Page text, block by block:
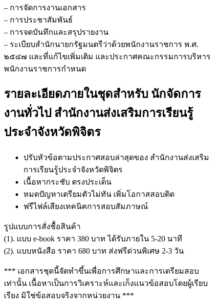
– การจัดการงานเอกสาร
– การประชาสัมพันธ์
– การจดบันทึกและสรุปรายงาน
– ระเบียบสำนักนายกรัฐมนตรีว่าด้วยพนักงานราชการ พ.ศ.
๒๕๔๗ และที่แก้ไขเพิ่มเติม และประกาศคณะกรรมการบริหาร
พนักงานราชการกำหนด
รายละเอียดภายในชุดสำหรับ นักจัดการ
งานทั่วไป สำนักงานส่งเสริมการเรียนรู้
ประจำจังหวัดพิจิตร
ปรับหัวข้อตามประกาศสอบล่าสุดของ สำนักงานส่งเสริม
การเรียนรู้ประจำจังหวัดพิจิตร
เนื้อหากระชับ ตรงประเด็น
หมดปัญหาเตรียมตัวไม่ทัน เพิ่มโอกาสสอบติด
ฟรีไฟล์เสียงเทคนิคการสอบสัมภาษณ์
รูปแบบการสั่งชื้อสินค้า
(1). แบบ e-book ราคา 380 บาท ได้รับภายใน 5-20 นาที
(2). แบบหนังสือ ราคา 680 บาท ส่งฟรีด่วนพิเศษ 2-3 วัน
*** เอกสารชุดนี้จัดทำขึ้นเพื่อการศึกษาและการเตรียมสอบ
เท่านั้น เนื้อหาเป็นการวิเคราะห์และเก็งแนวข้อสอบโดยผู้เรียบ
เรียง มิใช่ข้อสอบจริงจากหน่วยงาน ***